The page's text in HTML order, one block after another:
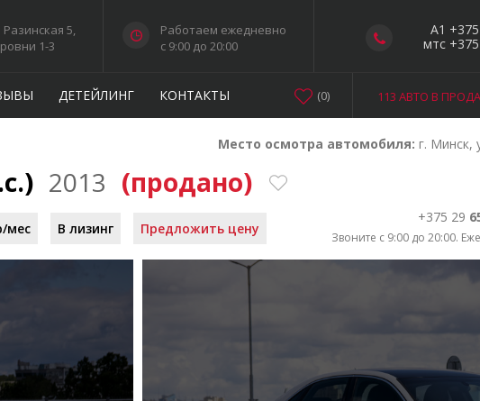
A1
мтс
5,
1-3
Работаем ежедневно
c 9:00 до 20:00
ДЕТЕЙЛИНГ КОНТАКТЫ 113 АВТО В
(0)
Место осмотра автомобиля: г. Минск,
2013 (продано)
мес В лизинг Предложить цену
+375 29
Звоните с 9:00 до 20:00.